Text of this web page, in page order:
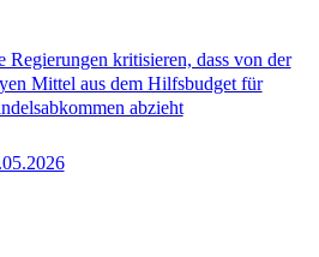
Regierungen kritisieren, dass von der
Mittel aus dem Hilfsbudget für
abzieht